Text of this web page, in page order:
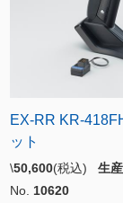
EX-RR KR-
ット
\50,600(税込) 生
No. 10620